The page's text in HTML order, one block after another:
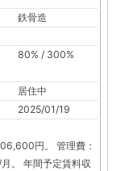
鉄骨造
80% / 300%
居住中
2025/01/19
円。 管理費：
。 年間予定賃料収